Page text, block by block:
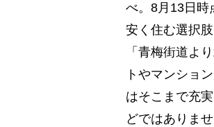
べ。8月13日時
安く住む選択
「青梅街道よ
トやマンショ
はそこまで充
どではありま